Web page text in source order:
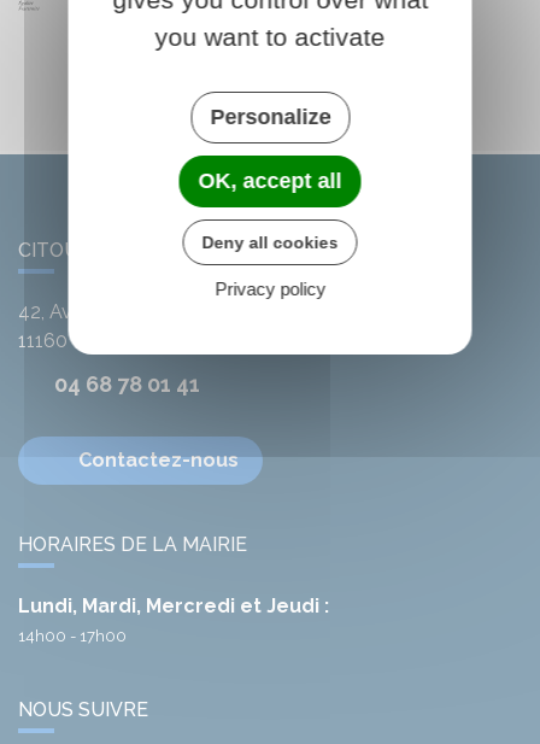
CITOU
42, Avenue de l'Argent-Double
11160Citou
04 68 78 01 41
Contactez-nous
HORAIRES DE LA MAIRIE
Lundi, Mardi, Mercredi et Jeudi :
14h00 - 17h00
NOUS SUIVRE
you want to activate
Personalize
OK, accept all
Deny all cookies
Privacy policy